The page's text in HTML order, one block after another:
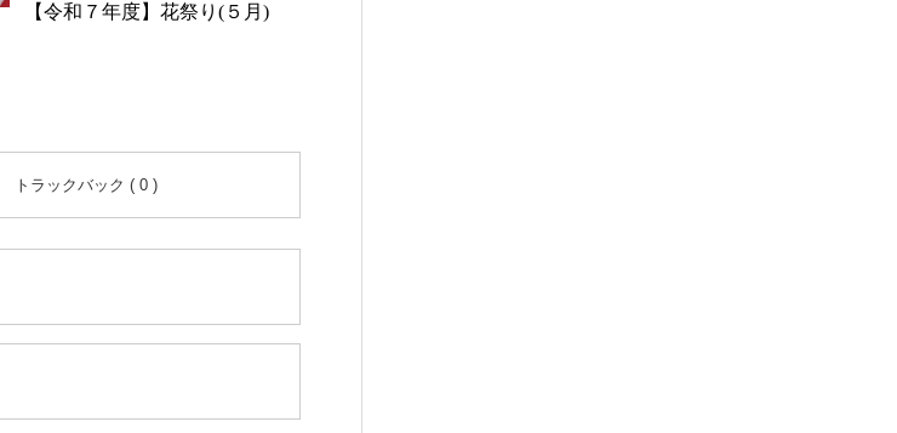
【令和７年度】花祭り(５月)
トラックバック ( 0 )